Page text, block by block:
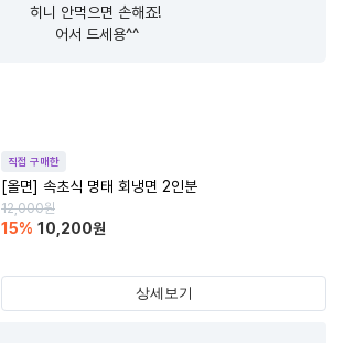
히니 안먹으면 손해죠!
어서 드세용^^
직접 구매한
[올면] 속초식 명태 회냉면 2인분
12,000원
15% 10,200원
상세보기